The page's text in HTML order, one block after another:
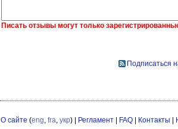
Писать отзывы могут только
Подписаться
О сайте (eng fra укр) | Регламент| FAQ| Контакты |